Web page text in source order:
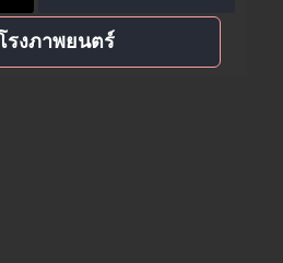
รงภาพยนตร์